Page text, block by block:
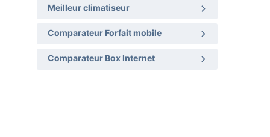
Meilleur climatiseur
Comparateur Forfait mobile
Comparateur Box Internet